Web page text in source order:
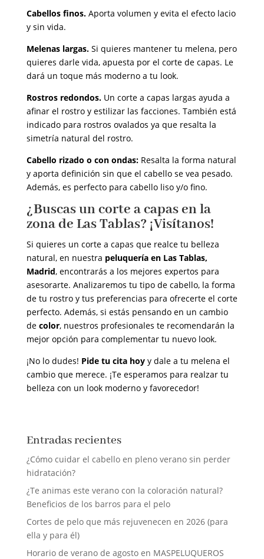
Cabellos finos.Aporta volumen y evita el efecto lacio
y sin vida.
Melenas largas. Si quieres mantener tu melena, pero
quieres darle vida, apuesta por el corte de capas. Le
dará un toque más moderno a tu look.
Rostros redondos.Un corte a capas largas ayuda a
afinar el rostro y estilizar las facciones. También está
indicado para rostros ovalados ya que resalta la
simetría natural del rostro.
Cabello rizado o con ondas:Resalta la forma natural
y aporta definición sin que el cabello se vea pesado.
Además, es perfecto para cabello liso y/o fino.
¿Buscas un corte a capas en la
zona de Las Tablas? ¡Visítanos!
Si quieres un corte a capas que realce tu belleza
natural, en nuestra peluquería en Las Tablas,
Madrid, encontrarás a los mejores expertos para
asesorarte. Analizaremos tu tipo de cabello, la forma
de tu rostro y tus preferencias para ofrecerte el corte
perfecto. Además, si estás pensando en un cambio
de color, nuestros profesionales te recomendarán la
mejor opción para complementar tu nuevo look.
¡No lo dudes! Pide tu cita hoyy dale a tu melena el
cambio que merece. ¡Te esperamos para realzar tu
belleza con un look moderno y favorecedor!
Entradas recientes
¿Cómo cuidar el cabello en pleno verano sin perder
hidratación?
¿Te animas este verano con la coloración natural?
Beneficios de los barros para el pelo
Cortes de pelo que más rejuvenecen en 2026 (para
ella y para él)
Horario de verano de agosto en MASPELUQUEROS